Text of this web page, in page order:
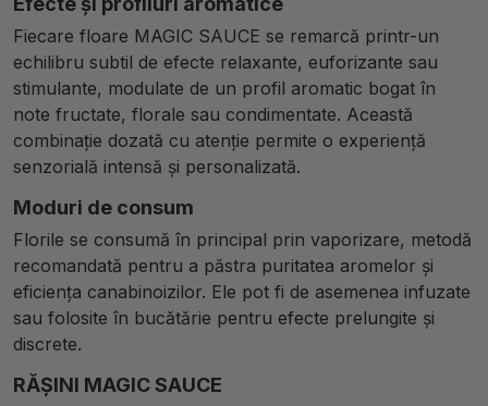
Fiecare floare MAGIC SAUCE se remarcă printr-un
echilibru subtil de efecte relaxante, euforizante sau
stimulante, modulate de un profil aromatic bogat în
note fructate, florale sau condimentate. Această
combinație dozată cu atenție permite o experiență
senzorială intensă și personalizată.
Moduri de consum
Florile se consumă în principal prin vaporizare, metodă
recomandată pentru a păstra puritatea aromelor și
eficiența canabinoizilor. Ele pot fi de asemenea infuzate
sau folosite în bucătărie pentru efecte prelungite și
discrete.
RĂȘINI MAGIC SAUCE